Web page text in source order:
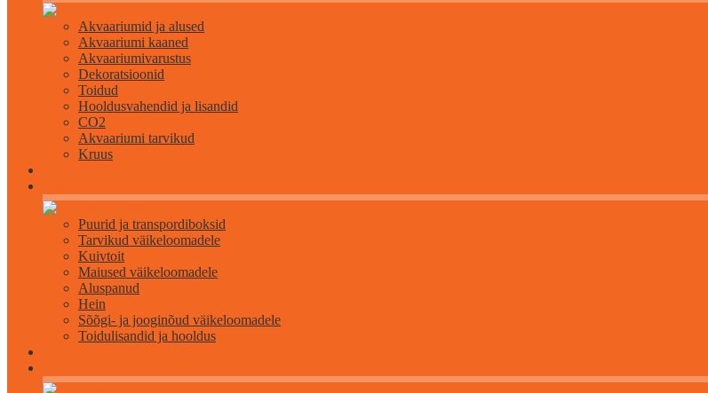
Akvaariumid ja alused
Akvaariumi kaaned
Akvaariumivarustus
Dekoratsioonid
Toidud
Hooldusvahendid ja lisandid
CO2
Akvaariumi tarvikud
Kruus
Puurid ja transpordiboksid
Tarvikud väikeloomadele
Kuivtoit
Maiused väikeloomadele
Aluspanud
Hein
Sõõgi- ja jooginõud väikeloomadele
Toidulisandid ja hooldus